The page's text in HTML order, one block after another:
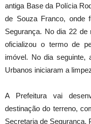
antiga Base da Polícia
de Souza Franco, onde
Segurança. No dia 22
oficializou o termo de
imóvel. No dia seguinte,
Urbanos iniciaram a
A Prefeitura vai
destinação do terreno,
Secretaria de Segurança.